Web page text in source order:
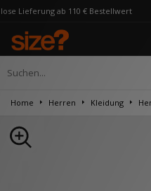
€ Bestellwert
Home Herren Kleidung